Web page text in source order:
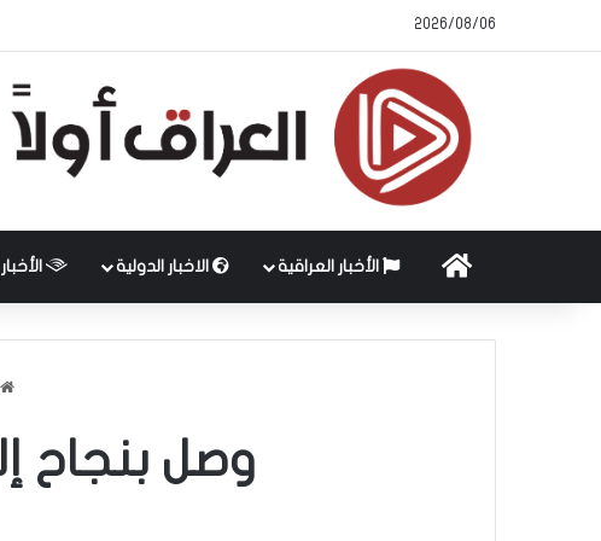
2026/08/06
الرئيسية الأخبار العراقية الاخبار الدولية
وصل بنجاح